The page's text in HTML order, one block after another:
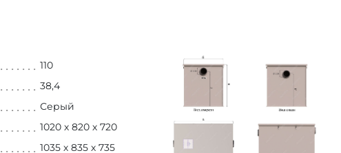
110
38,4
Серый
1020 х 820 х 720
1035 х 835 х 735